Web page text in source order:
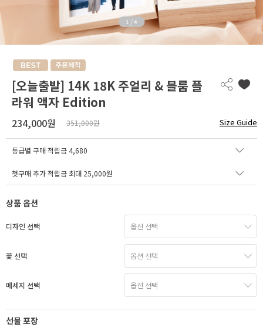
1 /4
[오늘출발] 14K 18K 주얼리 & 블룸 플
라워 액자 Edition
234,000원 351,000원 Size Guide
등급별 구매 적립금4,680
첫구매 추가 적립금 최대 25,000원
상품 옵션
디자인 선택
꽃 선택
메세지 선택
선물 포장